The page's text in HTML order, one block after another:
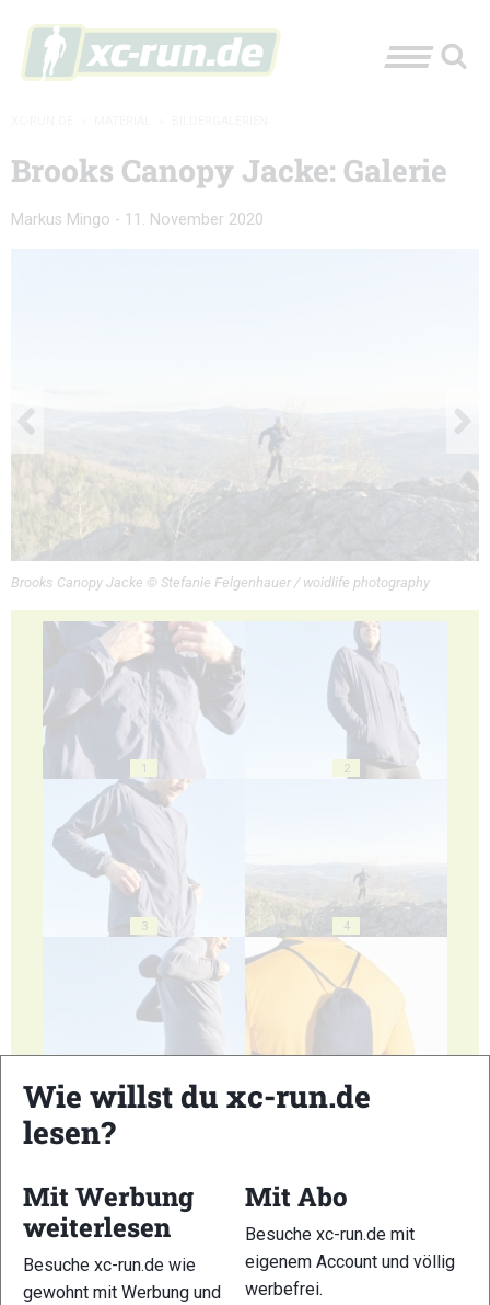
Brooks Canopy Jacke: Galerie
Markus Mingo - 11. November 2020
Brooks Canopy Jacke © Stefanie Felgenhauer / woidlife photography
1 2
3 4
5 6
7
© Bilder 1 - 5: Stefanie Felgenhauer / woidlife photography;
Wie willst du xc-run.de
lesen?
Mit Werbung
weiterlesen
Besuche xc-run.de wie
gewohnt mit Werbung und
Mit Abo
Besuche xc-run.de mit
eigenem Account und völlig
werbefrei.